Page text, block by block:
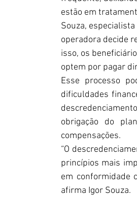
estão em
Souza,
operadora decide
isso, os
optem por pagar
Esse processo
dificuldades
obrigação do
compensações.
“O
princípios mais
em conformidade
afirma Igor Souza.